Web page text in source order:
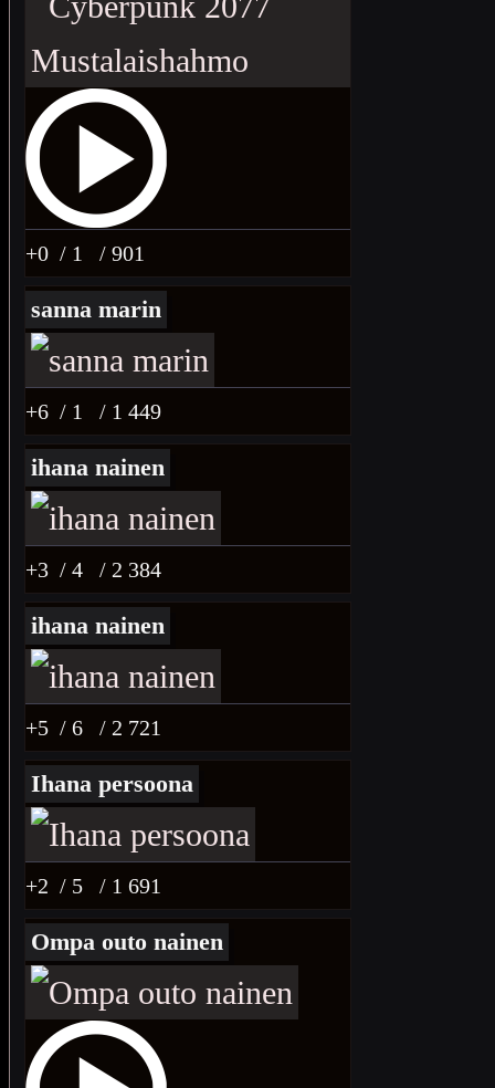
+0 / 1 / 901
sanna marin
+6 / 1 / 1 449
ihana nainen
+3 / 4 / 2 384
ihana nainen
+5 / 6 / 2 721
Ihana persoona
+2 / 5 / 1 691
Ompa outo nainen